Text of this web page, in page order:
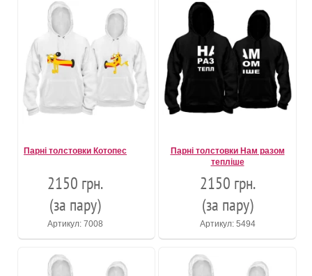
Парні толстовки Котопес
2150 грн.
(за пару)
Артикул: 7008
Парні толстовки Нам разом
тепліше
2150 грн.
(за пару)
Артикул: 5494